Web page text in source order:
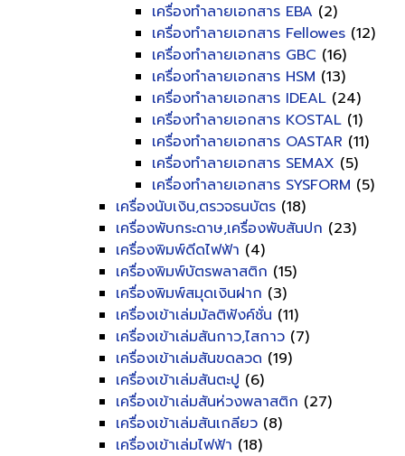
เครื่องทำลายเอกสาร EBA (2)
เครื่องทำลายเอกสาร Fellowes (12)
เครื่องทำลายเอกสาร GBC (16)
เครื่องทำลายเอกสาร HSM (13)
เครื่องทำลายเอกสาร IDEAL (24)
เครื่องทำลายเอกสาร KOSTAL (1)
เครื่องทำลายเอกสาร OASTAR (11)
เครื่องทำลายเอกสาร SEMAX (5)
เครื่องทำลายเอกสาร SYSFORM (5)
เครื่องนับเงิน,ตรวจธนบัตร (18)
เครื่องพับกระดาษ,เครื่องพับสันปก (23)
เครื่องพิมพ์ดีดไฟฟ้า (4)
เครื่องพิมพ์บัตรพลาสติก (15)
เครื่องพิมพ์สมุดเงินฝาก (3)
เครื่องเข้าเล่มมัลติฟังค์ชั่น (11)
เครื่องเข้าเล่มสันกาว,ไสกาว (7)
เครื่องเข้าเล่มสันขดลวด (19)
เครื่องเข้าเล่มสันตะปู (6)
เครื่องเข้าเล่มสันห่วงพลาสติก (27)
เครื่องเข้าเล่มสันเกลียว (8)
เครื่องเข้าเล่มไฟฟ้า (18)